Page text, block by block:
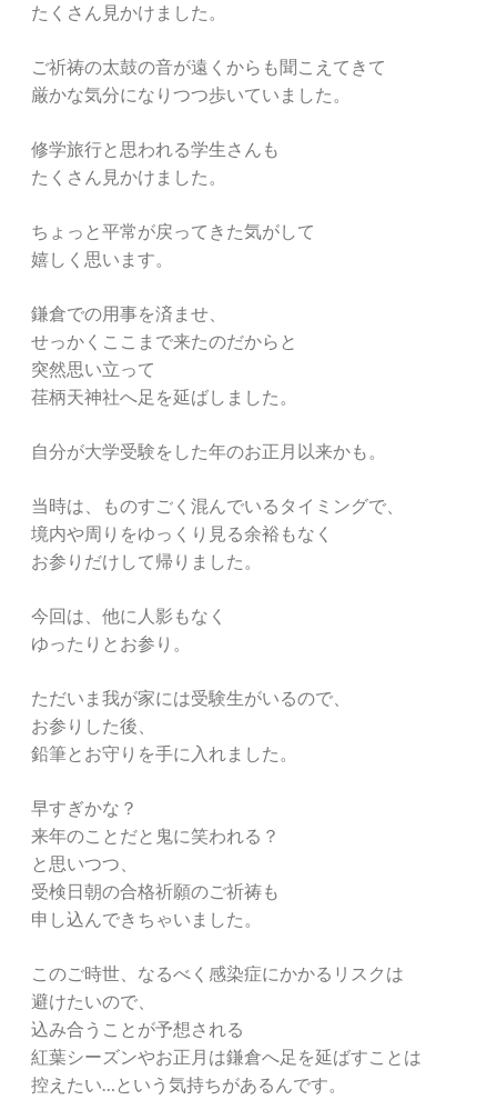
たくさん見かけました。
ご祈祷の太鼓の音が遠くからも聞こえてきて
厳かな気分になりつつ歩いていました。
修学旅行と思われる学生さんも
たくさん見かけました。
ちょっと平常が戻ってきた気がして
嬉しく思います。
鎌倉での用事を済ませ、
せっかくここまで来たのだからと
突然思い立って
荏柄天神社へ足を延ばしました。
自分が大学受験をした年のお正月以来かも。
当時は、ものすごく混んでいるタイミングで、
境内や周りをゆっくり見る余裕もなく
お参りだけして帰りました。
今回は、他に人影もなく
ゆったりとお参り。
ただいま我が家には受験生がいるので、
お参りした後、
鉛筆とお守りを手に入れました。
早すぎかな？
来年のことだと鬼に笑われる？
と思いつつ、
受検日朝の合格祈願のご祈祷も
申し込んできちゃいました。
このご時世、なるべく感染症にかかるリスクは
避けたいので、
込み合うことが予想される
紅葉シーズンやお正月は鎌倉へ足を延ばすことは
控えたい…という気持ちがあるんです。